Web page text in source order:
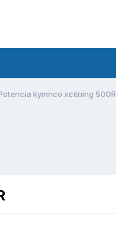
kymnco xcitning 500R